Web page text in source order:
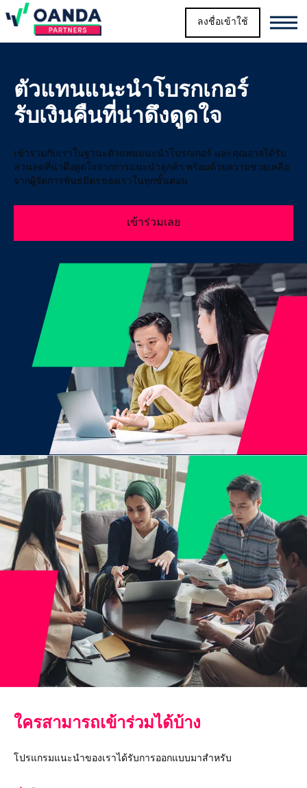
Oanda ลงชื่อเข้าใช้
พันธมิตร
เรา
สำรวจ
เติม
เข้าร่วมเลย
ตัวแทนแนะนำโบรกเกอร์
รับเงินคืนที่น่าดึงดูดใจ
เข้าร่วมกับเราในฐานะตัวแทนแนะนำโบรกเกอร์ และคุณอาจได้รับ
ส่วนลดที่น่าดึงดูดใจจากการแนะนำลูกค้า พร้อมด้วยความช่วยเหลือ
จากผู้จัดการพันธมิตรของเราในทุกขั้นตอน
เข้าร่วมเลย
ใครสามารถเข้าร่วมได้บ้าง
โปรแกรมแนะนำของเราได้รับการออกแบบมาสำหรับ